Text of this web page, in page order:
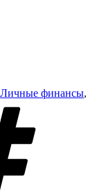
Личные финансы,